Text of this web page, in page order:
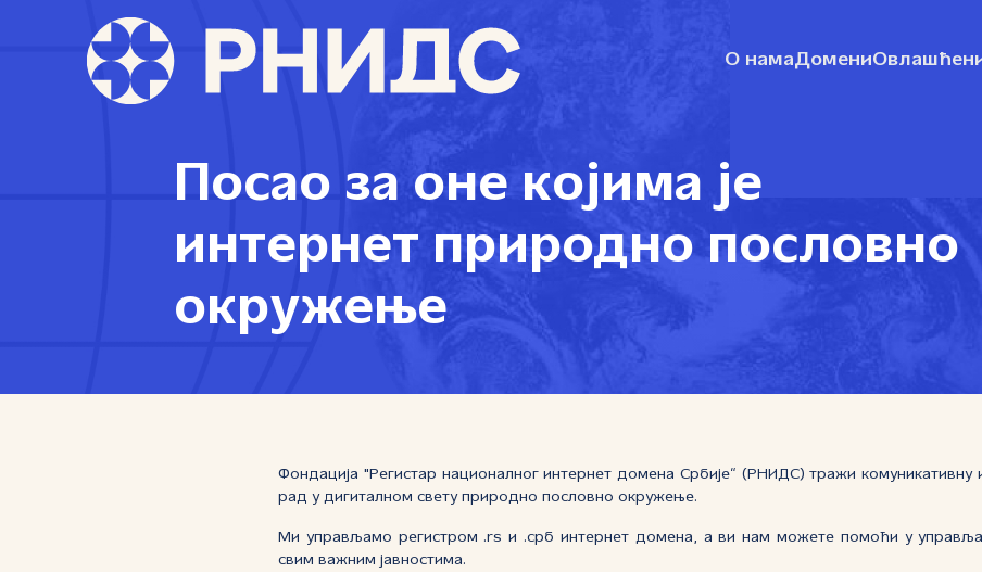
О намаДомени
Посао за оне којима је
интернет природно пословно
окружење
Фондација "Регистар националног интернет домена Србије“ (РНИДС) тражи комуникативну и
рад у дигиталном свету природно пословно окружење.
Ми управљамо регистром .rs и .срб интернет домена, а ви нам можете помоћи у
свим важним јавностима.